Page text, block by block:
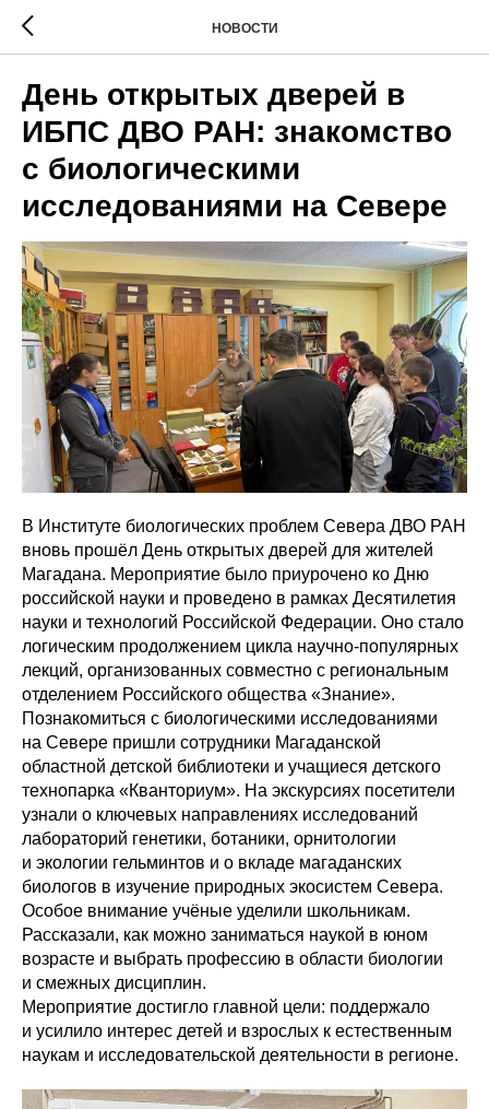
НОВОСТИ
День открытых дверей в
ИБПС ДВО РАН: знакомство
с биологическими
исследованиями на Севере
В Институте биологических проблем Севера ДВО РАН
вновь прошёл День открытых дверей для жителей
Магадана. Мероприятие было приурочено ко Дню
российской науки и проведено в рамках Десятилетия
науки и технологий Российской Федерации. Оно стало
логическим продолжением цикла научно-популярных
лекций, организованных совместно с региональным
отделением Российского общества «Знание».
Познакомиться с биологическими исследованиями
на Севере пришли сотрудники Магаданской
областной детской библиотеки и учащиеся детского
технопарка «Кванториум». На экскурсиях посетители
узнали о ключевых направлениях исследований
лабораторий генетики, ботаники, орнитологии
и экологии гельминтов и о вкладе магаданских
биологов в изучение природных экосистем Севера.
Особое внимание учёные уделили школьникам.
Рассказали, как можно заниматься наукой в юном
возрасте и выбрать профессию в области биологии
и смежных дисциплин.
Мероприятие достигло главной цели: поддержало
и усилило интерес детей и взрослых к естественным
наукам и исследовательской деятельности в регионе.